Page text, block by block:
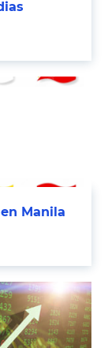
Manila